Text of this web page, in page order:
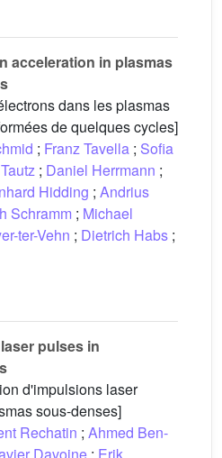
acceleration in plasmas
dans les plasmas
de quelques cycles]
; Franz Tavella ; Sofia
; Daniel Herrmann ;
Hidding ; Andrius
Schramm ; Michael
ter-Vehn ; Dietrich Habs ;
pulses in
d'impulsions laser
sous-denses]
Rechatin ; Ahmed Ben-
Davoine ; Erik